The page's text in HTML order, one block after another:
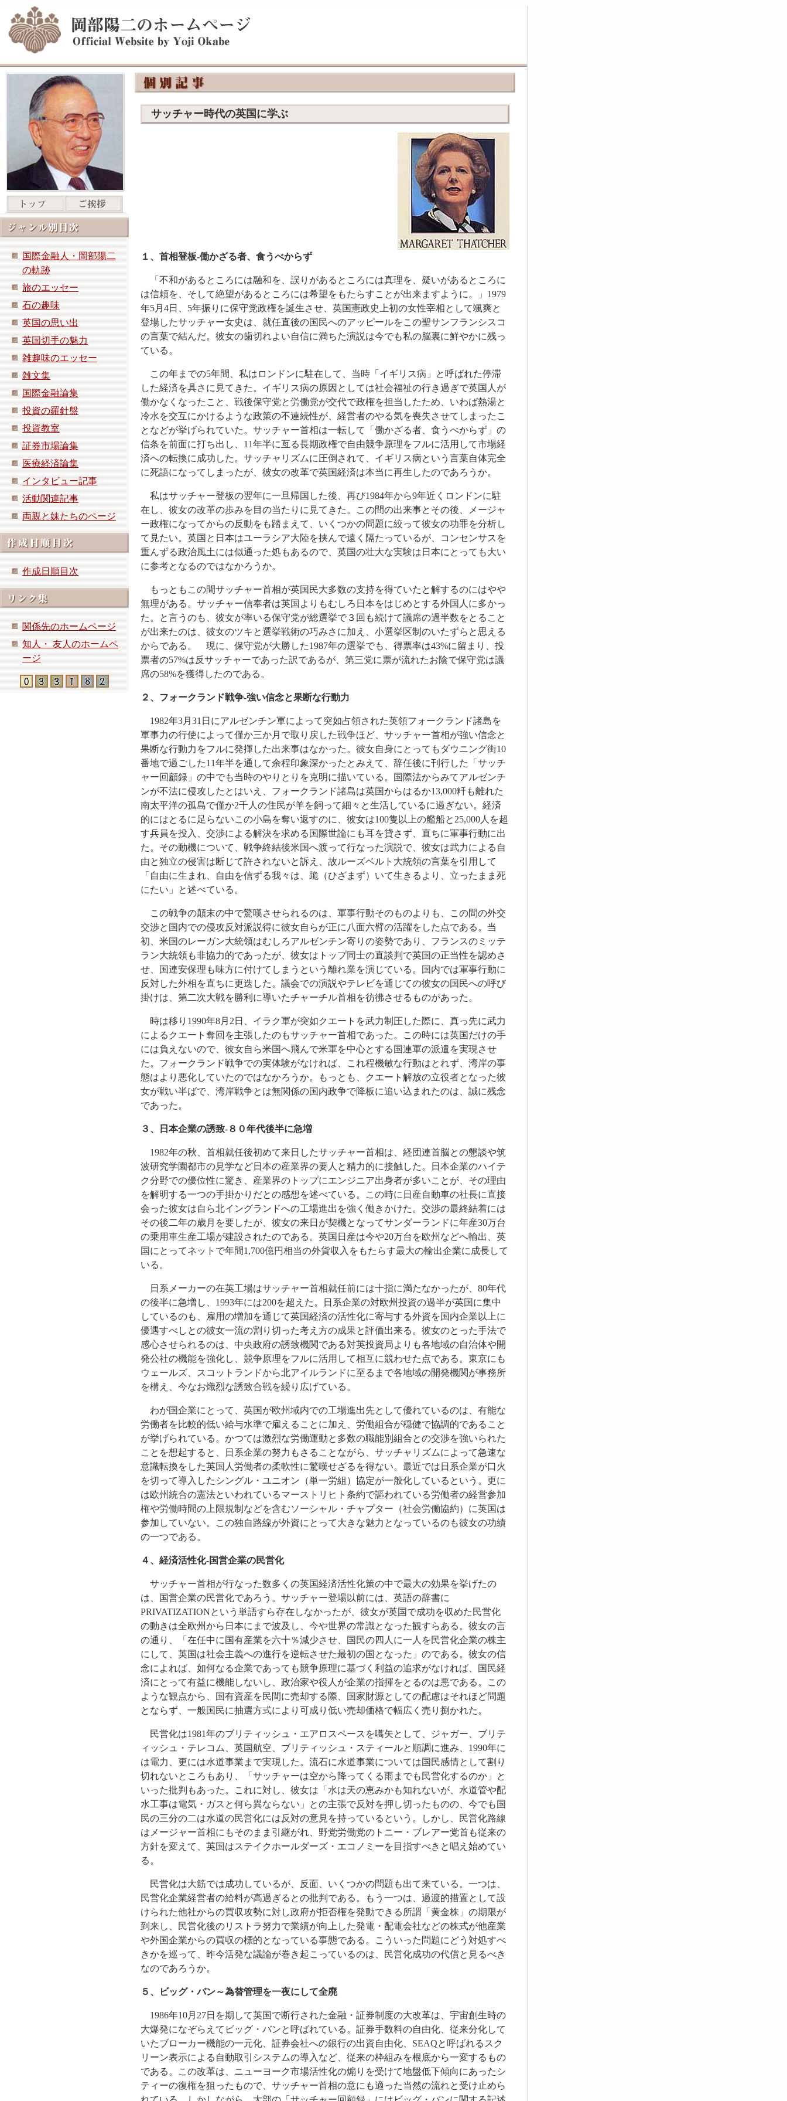
国際金融人・岡部陽二
の軌跡
旅のエッセー
石の趣味
英国の思い出
英国切手の魅力
雑趣味のエッセー
雑文集
国際金融論集
投資の羅針盤
投資教室
証券市場論集
医療経済論集
インタビュー記事
活動関連記事
両親と妹たちのページ
作成日順目次
関係先のホームページ
知人・ 友人のホームペ
ージ
サッチャー時代の英国に学ぶ
１、首相登板-働かざる者、食うべからず
「不和があるところには融和を、誤りがあるところには真理を、疑いがあるところに
は信頼を、そして絶望があるところには希望をもたらすことが出来ますように。」1979
年5月4日、5年振りに保守党政権を誕生させ、英国憲政史上初の女性宰相として颯爽と
登場したサッチャー女史は、就任直後の国民へのアッピールをこの聖サンフランシスコ
の言葉で結んだ。彼女の歯切れよい自信に満ちた演説は今でも私の脳裏に鮮やかに残っ
ている。
この年までの5年間、私はロンドンに駐在して、当時「イギリス病」と呼ばれた停滞
した経済を具さに見てきた。イギリス病の原因としては社会福祉の行き過ぎで英国人が
働かなくなったこと、戦後保守党と労働党が交代で政権を担当したため、いわば熱湯と
冷水を交互にかけるような政策の不連続性が、経営者のやる気を喪失させてしまったこ
となどが挙げられていた。サッチャー首相は一転して「働かざる者、食うべからず」の
信条を前面に打ち出し、11年半に亙る長期政権で自由競争原理をフルに活用して市場経
済への転換に成功した。サッチャリズムに圧倒されて、イギリス病という言葉自体完全
に死語になってしまったが、彼女の改革で英国経済は本当に再生したのであろうか。
私はサッチャー登板の翌年に一旦帰国した後、再び1984年から9年近くロンドンに駐
在し、彼女の改革の歩みを目の当たりに見てきた。この間の出来事とその後、メージャ
ー政権になってからの反動をも踏まえて、いくつかの問題に絞って彼女の功罪を分析し
て見たい。英国と日本はユーラシア大陸を挟んで遠く隔たっているが、コンセンサスを
重んずる政治風土には似通った処もあるので、英国の壮大な実験は日本にとっても大い
に参考となるのではなかろうか。
もっともこの間サッチャー首相が英国民大多数の支持を得ていたと解するのにはやや
無理がある。サッチャー信奉者は英国よりもむしろ日本をはじめとする外国人に多かっ
た。と言うのも、彼女が率いる保守党が総選挙で３回も続けて議席の過半数をとること
が出来たのは、彼女のツキと選挙戦術の巧みさに加え、小選挙区制のいたずらと思える
からである。 現に、保守党が大勝した1987年の選挙でも、得票率は43%に留まり、投
票者の57%は反サッチャーであった訳であるが、第三党に票が流れたお陰で保守党は議
席の58%を獲得したのである。
２、フォークランド戦争-強い信念と果断な行動力
1982年3月31日にアルゼンチン軍によって突如占領された英領フォークランド諸島を
軍事力の行使によって僅か三か月で取り戻した戦争ほど、サッチャー首相が強い信念と
果断な行動力をフルに発揮した出来事はなかった。彼女自身にとってもダウニング街10
番地で過ごした11年半を通して余程印象深かったとみえて、辞任後に刊行した「サッチ
ャー回顧録」の中でも当時のやりとりを克明に描いている。国際法からみてアルゼンチ
ンが不法に侵攻したとはいえ、フォークランド諸島は英国からはるか13,000粁も離れた
南太平洋の孤島で僅か2千人の住民が羊を飼って細々と生活しているに過ぎない。経済
的にはとるに足らないこの小島を奪い返すのに、彼女は100隻以上の艦船と25,000人を超
す兵員を投入、交渉による解決を求める国際世論にも耳を貸さず、直ちに軍事行動に出
た。その動機について、戦争終結後米国へ渡って行なった演説で、彼女は武力による自
由と独立の侵害は断じて許されないと訴え、故ルーズベルト大統領の言葉を引用して
「自由に生まれ、自由を信ずる我々は、跪（ひざまず）いて生きるより、立ったまま死
にたい」と述べている。
この戦争の顛末の中で驚嘆させられるのは、軍事行動そのものよりも、この間の外交
交渉と国内での侵攻反対派説得に彼女自らが正に八面六臂の活躍をした点である。当
初、米国のレーガン大統領はむしろアルゼンチン寄りの姿勢であり、フランスのミッテ
ラン大統領も非協力的であったが、彼女はトップ同士の直談判で英国の正当性を認めさ
せ、国連安保理も味方に付けてしまうという離れ業を演じている。国内では軍事行動に
反対した外相を直ちに更迭した。議会での演説やテレビを通じての彼女の国民への呼び
掛けは、第二次大戦を勝利に導いたチャーチル首相を彷彿させるものがあった。
時は移り1990年8月2日、イラク軍が突如クエートを武力制圧した際に、真っ先に武力
によるクエート奪回を主張したのもサッチャー首相であった。この時には英国だけの手
には負えないので、彼女自ら米国へ飛んで米軍を中心とする国連軍の派遣を実現させ
た。フォークランド戦争での実体験がなければ、これ程機敏な行動はとれず、湾岸の事
態はより悪化していたのではなかろうか。もっとも、クエート解放の立役者となった彼
女が戦い半ばで、湾岸戦争とは無関係の国内政争で降板に追い込まれたのは、誠に残念
であった。
３、日本企業の誘致-８０年代後半に急増
1982年の秋、首相就任後初めて来日したサッチャー首相は、経団連首脳との懇談や筑
波研究学園都市の見学など日本の産業界の要人と精力的に接触した。日本企業のハイテ
ク分野での優位性に驚き、産業界のトップにエンジニア出身者が多いことが、その理由
を解明する一つの手掛かりだとの感想を述べている。この時に日産自動車の社長に直接
会った彼女は自ら北イングランドへの工場進出を強く働きかけた。交渉の最終結着には
その後二年の歳月を要したが、彼女の来日が契機となってサンダーランドに年産30万台
の乗用車生産工場が建設されたのである。英国日産は今や20万台を欧州などへ輸出、英
国にとってネットで年間1,700億円相当の外貨収入をもたらす最大の輸出企業に成長して
いる。
日系メーカーの在英工場はサッチャー首相就任前には十指に満たなかったが、80年代
の後半に急増し、1993年には200を超えた。日系企業の対欧州投資の過半が英国に集中
しているのも、雇用の増加を通じて英国経済の活性化に寄与する外資を国内企業以上に
優遇すべしとの彼女一流の割り切った考え方の成果と評価出来る。彼女のとった手法で
感心させられるのは、中央政府の誘致機関である対英投資局よりも各地域の自治体や開
発公社の機能を強化し、競争原理をフルに活用して相互に競わせた点である。東京にも
ウェールズ、スコットランドから北アイルランドに至るまで各地域の開発機関が事務所
を構え、今なお熾烈な誘致合戦を繰り広げている。
わが国企業にとって、英国が欧州域内での工場進出先として優れているのは、有能な
労働者を比較的低い給与水準で雇えることに加え、労働組合が穏健で協調的であること
が挙げられている。かつては激烈な労働運動と多数の職能別組合との交渉を強いられた
ことを想起すると、日系企業の努力もさることながら、サッチャリズムによって急速な
意識転換をした英国人労働者の柔軟性に驚嘆せざるを得ない。最近では日系企業が口火
を切って導入したシングル・ユニオン（単一労組）協定が一般化しているという。更に
は欧州統合の憲法といわれているマーストリヒト条約で謳われている労働者の経営参加
権や労働時間の上限規制などを含むソーシャル・チャプター（社会労働協約）に英国は
参加していない。この独自路線が外資にとって大きな魅力となっているのも彼女の功績
の一つである。
４、経済活性化-国営企業の民営化
サッチャー首相が行なった数多くの英国経済活性化策の中で最大の効果を挙げたの
は、国営企業の民営化であろう。サッチャー登場以前には、英語の辞書に
PRIVATIZATIONという単語すら存在しなかったが、彼女が英国で成功を収めた民営化
の動きは全欧州から日本にまで波及し、今や世界の常識となった観すらある。彼女の言
の通り、「在任中に国有産業を六十％減少させ、国民の四人に一人を民営化企業の株主
にして、英国は社会主義への進行を逆転させた最初の国となった」のである。彼女の信
念によれば、如何なる企業であっても競争原理に基づく利益の追求がなければ、国民経
済にとって有益に機能しないし、政治家や役人が企業の指揮をとるのは悪である。この
ような観点から、国有資産を民間に売却する際、国家財源としての配慮はそれほど問題
とならず、一般国民に抽選方式により可成り低い売却価格で幅広く売り捌かれた。
民営化は1981年のブリティッシュ・エアロスペースを嚆矢として、ジャガー、ブリテ
ィッシュ・テレコム、英国航空、ブリティッシュ・スティールと順調に進み、1990年に
は電力、更には水道事業まで実現した。流石に水道事業については国民感情として割り
切れないところもあり、「サッチャーは空から降ってくる雨までも民営化するのか」と
いった批判もあった。これに対し、彼女は「水は天の恵みかも知れないが、水道管や配
水工事は電気・ガスと何ら異ならない」との主張で反対を押し切ったものの、今でも国
民の三分の二は水道の民営化には反対の意見を持っているという。しかし、民営化路線
はメージャー首相にもそのまま引継がれ、野党労働党のトニー・ブレアー党首も従来の
方針を変えて、英国はステイクホールダーズ・エコノミーを目指すべきと唱え始めてい
る。
民営化は大筋では成功しているが、反面、いくつかの問題も出て来ている。一つは、
民営化企業経営者の給料が高過ぎるとの批判である。もう一つは、過渡的措置として設
けられた他社からの買収攻勢に対し政府が拒否権を発動できる所謂「黄金株」の期限が
到来し、民営化後のリストラ努力で業績が向上した発電・配電会社などの株式が他産業
や外国企業からの買収の標的となっている事態である。こういった問題にどう対処すべ
きかを巡って、昨今活発な議論が巻き起こっているのは、民営化成功の代償と見るべき
なのであろうか。
５、ビッグ・バン～為替管理を一夜にして全廃
1986年10月27日を期して英国で断行された金融・証券制度の大改革は、宇宙創生時の
大爆発になぞらえてビッグ・バンと呼ばれている。証券手数料の自由化、従来分化して
いたブローカー機能の一元化、証券会社への銀行の出資自由化、SEAQと呼ばれるスク
リーン表示による自動取引システムの導入など、従来の枠組みを根底から一変するもの
である。この改革は、ニューヨーク市場活性化の煽りを受けて地盤低下傾向にあったシ
ティーの復権を狙ったもので、サッチャー首相の意にも適った当然の流れと受け止めら